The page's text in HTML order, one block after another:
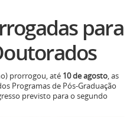
para
prorrogou, até 10 de agosto, as
Programas de Pós-Graduação
previsto para o segundo